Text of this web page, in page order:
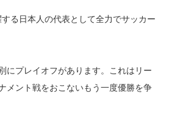
る日本人の代表として全力でサッカー
にプレイオフがあります。これはリー
メント戦をおこないもう一度優勝を争